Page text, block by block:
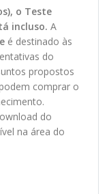
o Teste
incluso. A
é destinado às
do
propostos
comprar o
do
na área do